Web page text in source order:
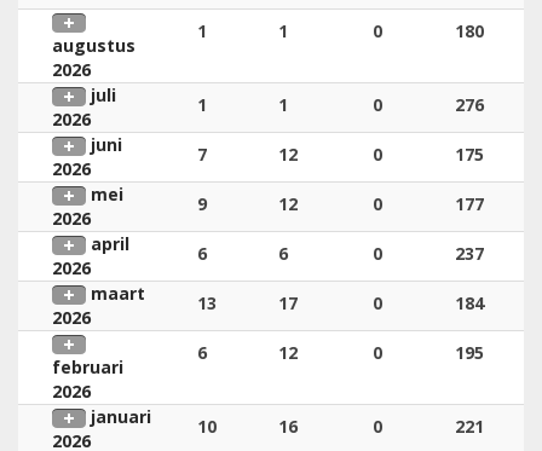
augustus
2026
1 1 0 180
juli
2026
1 1 0
276
juni
2026
7 12 0
175
mei
2026
9 12 0
177
april
2026
6 6 0
237
maart
2026
13 17 0 184
februari
2026
6 12 0 195
januari
2026
10 16 0 221